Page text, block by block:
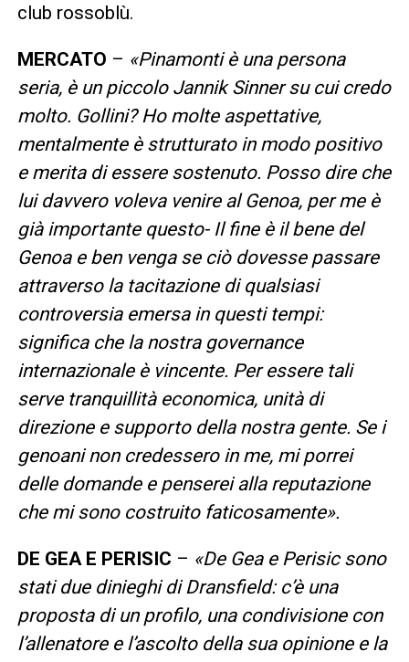
club rossoblù.
MERCATO – «Pinamonti è una persona
seria, è un piccolo Jannik Sinner su cui credo
molto. Gollini? Ho molte aspettative,
mentalmente è strutturato in modo positivo
e merita di essere sostenuto. Posso dire che
lui davvero voleva venire al Genoa, per me è
già importante questo- Il fine è il bene del
Genoa e ben venga se ciò dovesse passare
attraverso la tacitazione di qualsiasi
controversia emersa in questi tempi:
significa che la nostra governance
internazionale è vincente. Per essere tali
serve tranquillità economica, unità di
direzione e supporto della nostra gente. Se i
genoani non credessero in me, mi porrei
delle domande e penserei alla reputazione
che mi sono costruito faticosamente».
DE GEA E PERISIC – «De Gea e Perisic sono
stati due dinieghi di Dransfield: c’è una
proposta di un profilo, una condivisione con
l’allenatore e l’ascolto della sua opinione e la